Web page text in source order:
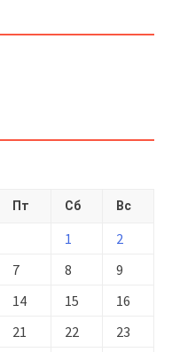
Пт Сб Вс
1
2
7 8
9
14 15
16
21 22
23